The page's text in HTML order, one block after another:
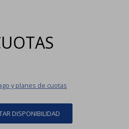
y planes de cuotas
DISPONIBILIDAD